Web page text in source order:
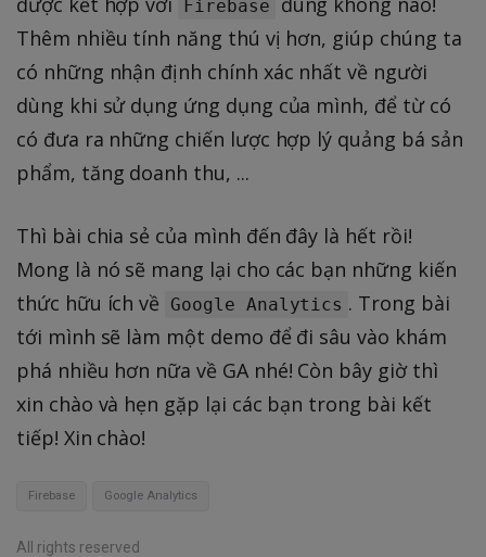
Firebase
Thêm nhiều tính năng thú vị hơn, giúp chúng ta
có những nhận định chính xác nhất về người
dùng khi sử dụng ứng dụng của mình, để từ có
có đưa ra những chiến lược hợp lý quảng bá sản
phẩm, tăng doanh thu, ...
Thì bài chia sẻ của mình đến đây là hết rồi!
Mong là nó sẽ mang lại cho các bạn những kiến
thức hữu ích về
Google Analytics . Trong bài
tới mình sẽ làm một demo để đi sâu vào khám
phá nhiều hơn nữa về GA nhé! Còn bây giờ thì
xin chào và hẹn gặp lại các bạn trong bài kết
tiếp! Xin chào!
Firebase Google Analytics
All rights reserved